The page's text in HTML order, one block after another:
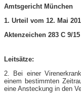
Amtsgericht München
1. Urteil vom 12. Mai
Aktenzeichen 283 C 9/15
Leitsätze:
2. Bei einer
einem bestimmten
eine Ansteckung in den